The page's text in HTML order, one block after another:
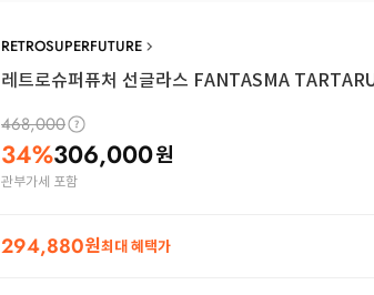
RETROSUPERFUTURE
레트로슈퍼퓨처 선글라스 FANTASMA
468,000
34%306,000원
관부가세 포함
294,880원최대 혜택가